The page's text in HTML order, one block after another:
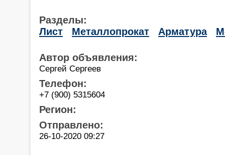
Разделы:
Лист
Металлопрокат Арматура
Автор объявления:
Сергей Сергеев
Телефон:
+7 (900) 5315604
Регион:
Отправлено:
26-10-2020 09:27